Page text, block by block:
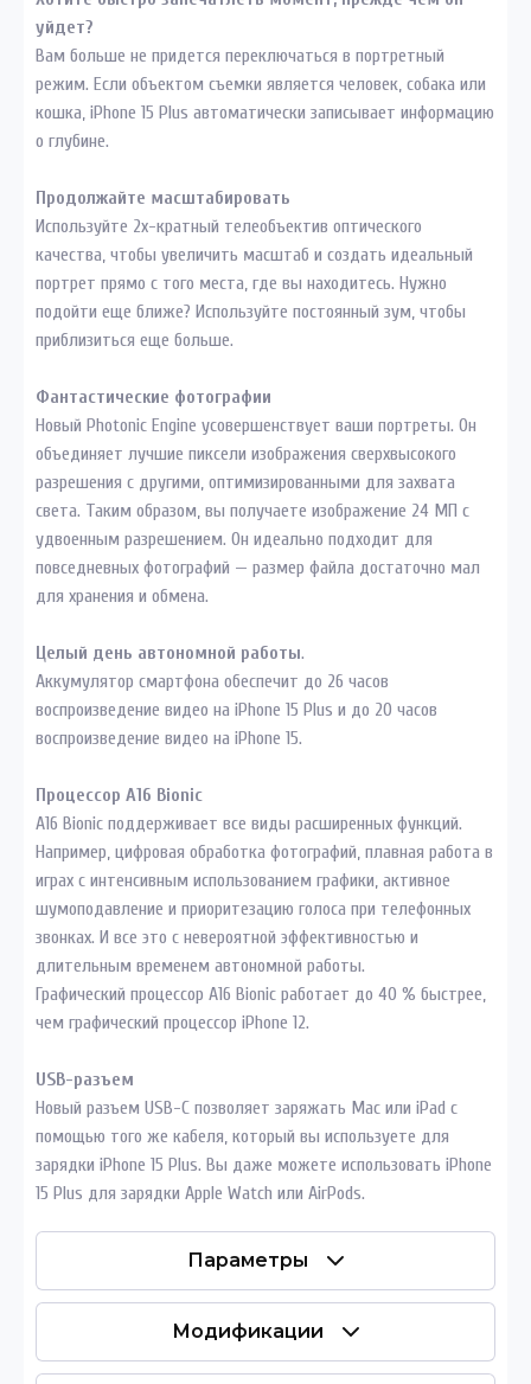
уйдет?
Вам больше не придется переключаться в портретный
режим. Если объектом съемки является человек, собака или
кошка, iPhone 15 Plus автоматически записывает информацию
о глубине.
Продолжайте масштабировать
Используйте 2х-кратный телеобъектив оптического
качества, чтобы увеличить масштаб и создать идеальный
портрет прямо с того места, где вы находитесь. Нужно
подойти еще ближе? Используйте постоянный зум, чтобы
приблизиться еще больше.
Фантастические фотографии
Новый Photonic Engine усовершенствует ваши портреты. Он
объединяет лучшие пиксели изображения сверхвысокого
разрешения с другими, оптимизированными для захвата
света. Таким образом, вы получаете изображение 24 МП с
удвоенным разрешением. Он идеально подходит для
повседневных фотографий — размер файла достаточно мал
для хранения и обмена.
Целый день автономной работы.
Аккумулятор смартфона обеспечит до 26 часов
воспроизведение видео на iPhone 15 Plus и до 20 часов
воспроизведение видео на iPhone 15.
Процессор A16 Bionic
A16 Bionic поддерживает все виды расширенных функций.
Например, цифровая обработка фотографий, плавная работа в
играх с интенсивным использованием графики, активное
шумоподавление и приоритезацию голоса при телефонных
звонках. И все это с невероятной эффективностью и
длительным временем автономной работы.
Графический процессор A16 Bionic работает до 40 % быстрее,
чем графический процессор iPhone 12.
USB-разъем
Новый разъем USB-C позволяет заряжать Mac или iPad с
помощью того же кабеля, который вы используете для
зарядки iPhone 15 Plus. Вы даже можете использовать iPhone
15 Plus для зарядки Apple Watch или AirPods.
Параметры
Модификации